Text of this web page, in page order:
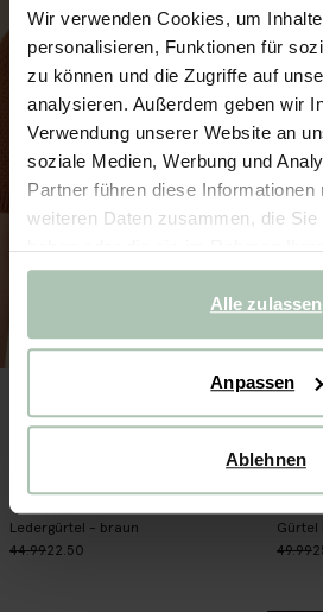
Wir verwenden Cookies, um
personalisieren, Funktionen für
zu können und die Zugriffe auf
analysieren. Außerdem geben wir
Verwendung unserer Website an
soziale Medien, Werbung und
Partner führen diese
weiteren Daten zusammen, die Sie
haben oder die sie im Rahmen
gesammelt haben.
Alle zulassen
Anpassen
Ablehnen
Ledergürtel - braun
44.9922.50
Gürtel
49.99